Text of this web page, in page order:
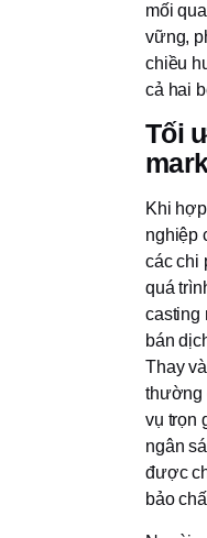
mối
vững,
chiều
cả hai
Tối
Khi
nghiệp
các chi
quá
casting
bán
Thay
thường
vụ trọn
ngân
được
bảo